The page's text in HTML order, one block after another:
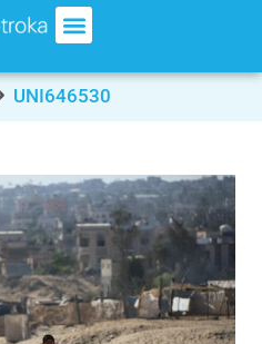
UNI646530